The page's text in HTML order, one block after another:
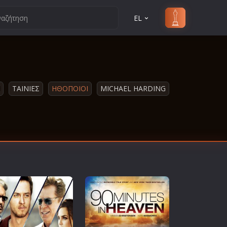
EL
ΤΑΙΝΙΕΣ ΗΘΟΠΟΙΟΙ MICHAEL HARDING